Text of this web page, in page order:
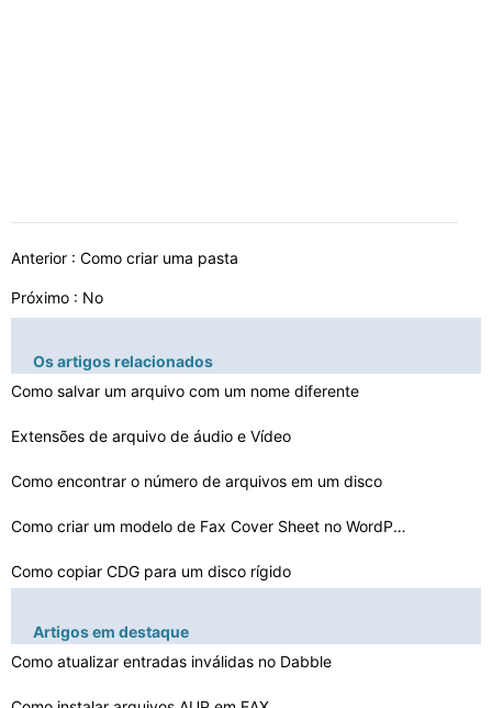
Anterior : Como criar uma pasta
Próximo : No
Os artigos relacionados
Como salvar um arquivo com um nome diferente
Extensões de arquivo de áudio e Vídeo
Como encontrar o número de arquivos em um disco
Como criar um modelo de Fax Cover Sheet no WordPad
Como copiar CDG para um disco rígido
Artigos em destaque
Como atualizar entradas inválidas no Dabble